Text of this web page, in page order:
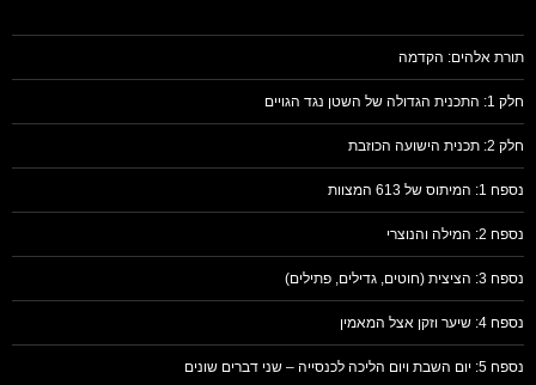
תורת אלהים: הקדמה
חלק 1: התכנית הגדולה של השטן נגד הגויים
חלק 2: תכנית הישועה הכוזבת
נספח 1: המיתוס של 613 המצוות
נספח 2: המילה והנוצרי
נספח 3: הציצית (חוטים, גדילים, פתילים)
נספח 4: שיער וזקן אצל המאמין
נספח 5: יום השבת ויום הליכה לכנסייה – שני דברים שונים